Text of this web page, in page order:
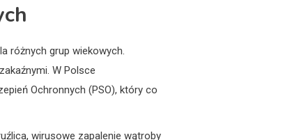
różnych grup wiekowych.
W Polsce
Ochronnych (PSO), który co
wirusowe zapalenie wątroby